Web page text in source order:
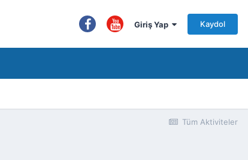
Giriş Yap Kaydol
Tüm Aktiviteler